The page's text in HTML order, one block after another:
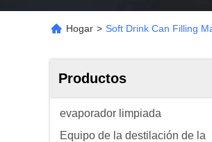
Hogar > Soft Drink Can Filling
Productos
evaporador limpiada
Equipo de la destilación de la